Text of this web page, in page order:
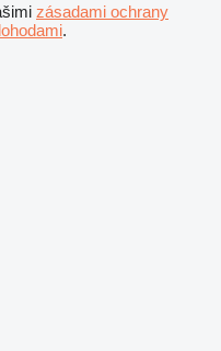
zásadami ochrany
.